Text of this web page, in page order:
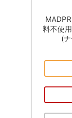
料不使
(